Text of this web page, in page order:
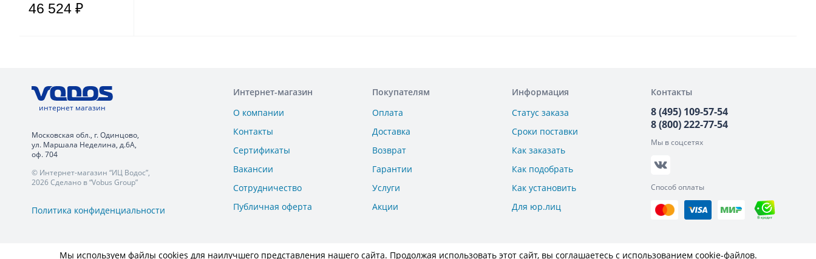
46 524 ₽
интернет магазин
Московская обл., г. Одинцово,
ул. Маршала Неделина, д.6А,
оф. 704
© Интернет-магазин “ИЦ Водос”,
2026 Сделано в “Vobus Group”
Политика конфиденциальности
Интернет-магазин
О компании
Контакты
Сертификаты
Вакансии
Сотрудничество
Публичная оферта
Покупателям
Оплата
Доставка
Возврат
Гарантии
Услуги
Акции
Информация
Статус заказа
Сроки поставки
Как заказать
Как подобрать
Как установить
Для юр.лиц
Контакты
8 (495) 109-57-54
8 (800) 222-77-54
Мы в соцсетях
Способ оплаты
Мы используем файлы cookies для наилучшего представления нашего сайта. Продолжая использовать этот сайт, вы соглашаетесь с использованием cookie-файлов.